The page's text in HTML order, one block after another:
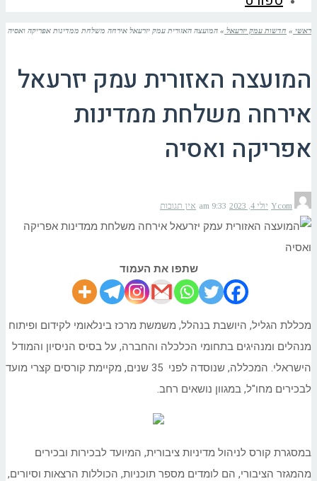
ראשי » חדשות עמק יזרעאל » המועצה האזורית עמק יזרעאל אירחה משלחת ממדינות אפריקה ואסיה
המועצה האזורית עמק יזרעאל
אירחה משלחת ממדינות
אפריקה ואסיה
Ycom יולי 4, 2023 9:33 am אין תגובות
שתפו את העמוד
מכללת הגליל, היושבת בנהלל, משמשת מרכז בינלאומי לקידום ופיתוח
מנהלים ומנהיגים בתחומי הכלכלה והחברה, על בסיס הניסיון והמודל
הישראלי. המכללה, שנוסדה לפני 35 שנים, מקיימת קורסים קצרי מועד
לבכירים מחו"ל, במגוון נושאים רחב.
במסגרת קורס לניהול מדיניות ציבורית, המיועד לבכירות ובכירים
מהמגזר הציבורי, הם לומדים מספר תוכניות, הכוללות הרצאות וסיורים,